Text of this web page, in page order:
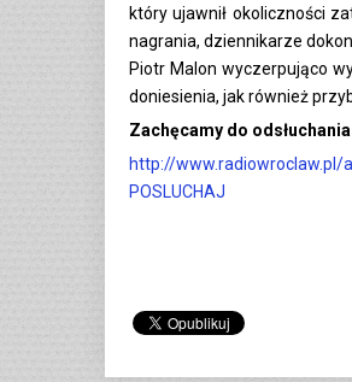
który ujawnił okoliczności
nagrania, dziennikarze
Piotr Malon wyczerpująco
doniesienia, jak również
Zachęcamy do
http://www.radiowroclaw.pl/
POSLUCHAJ